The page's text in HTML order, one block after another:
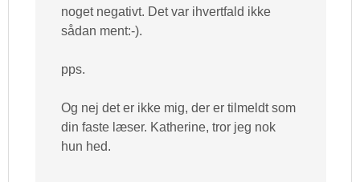
noget negativt. Det var ihvertfald ikke
sådan ment:-).
pps.
Og nej det er ikke mig, der er tilmeldt som
din faste læser. Katherine, tror jeg nok
hun hed.